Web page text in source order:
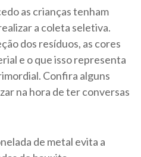
as crianças tenham
a coleta seletiva.
dos resíduos, as cores
e o que isso representa
Confira alguns
na hora de ter conversas
de metal evita a